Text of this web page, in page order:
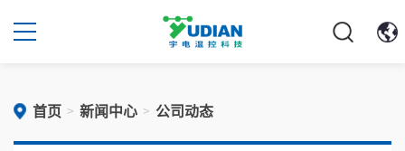
首页 > 新闻中心 > 公司动态